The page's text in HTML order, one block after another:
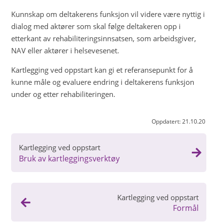
Kunnskap om deltakerens funksjon vil videre være nyttig i
dialog med aktører som skal følge deltakeren opp i
etterkant av rehabiliteringsinnsatsen, som arbeidsgiver,
NAV eller aktører i helsevesenet.
Kartlegging ved oppstart kan gi et referansepunkt for å
kunne måle og evaluere endring i deltakerens funksjon
under og etter rehabiliteringen.
Oppdatert:21.10.20
Kartlegging ved oppstart
Formål
Kartlegging ved oppstart
Bruk av kartleggingsverktøy